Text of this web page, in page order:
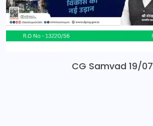
CG Samvad 19/07